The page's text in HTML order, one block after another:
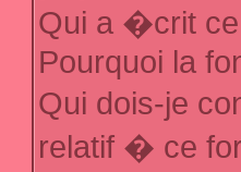
Qui a �crit
Pourquoi la
Qui dois-je
relatif � ce